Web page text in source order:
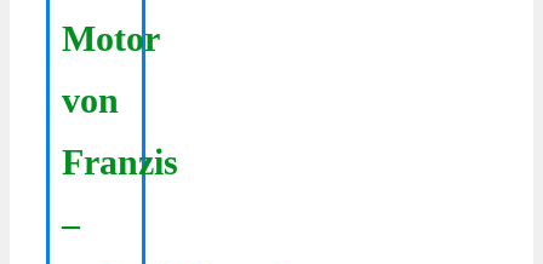
Motor
von
Franzis
–